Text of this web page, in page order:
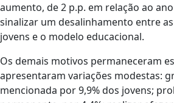
aumento, de 2 p.p. em relação ao
sinalizar um desalinhamento entre
jovens e o modelo educacional.
Os demais motivos permaneceram
apresentaram variações modestas:
mencionada por 9,9% dos jovens;